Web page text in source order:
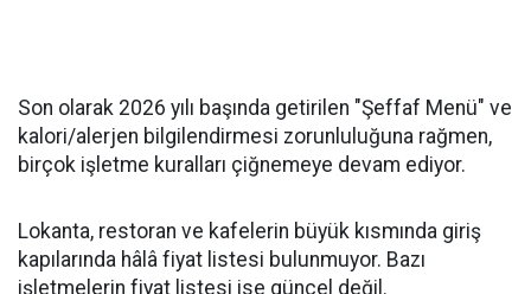
Son olarak 2026 yılı başında getirilen "Şeffaf Menü" ve
kalori/alerjen bilgilendirmesi zorunluluğuna rağmen,
birçok işletme kuralları çiğnemeye devam ediyor.
Lokanta, restoran ve kafelerin büyük kısmında giriş
kapılarında hâlâ fiyat listesi bulunmuyor. Bazı
işletmelerin fiyat listesi ise güncel değil.